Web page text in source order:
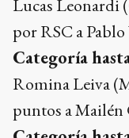
Lucas Leonardi
por RSC a
Categoría
Romina Leiva
puntos a Mailén